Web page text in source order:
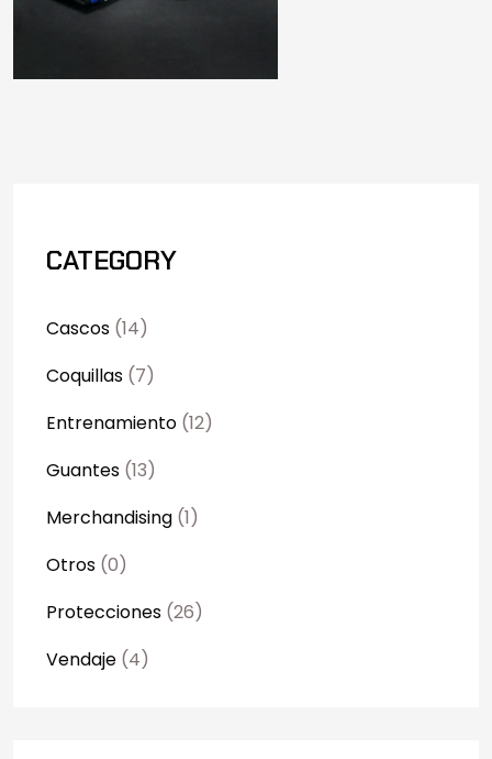
CATEGORY
Cascos (14)
Coquillas (7)
Entrenamiento (12)
Guantes (13)
Merchandising (1)
Otros (0)
Protecciones (26)
Vendaje (4)